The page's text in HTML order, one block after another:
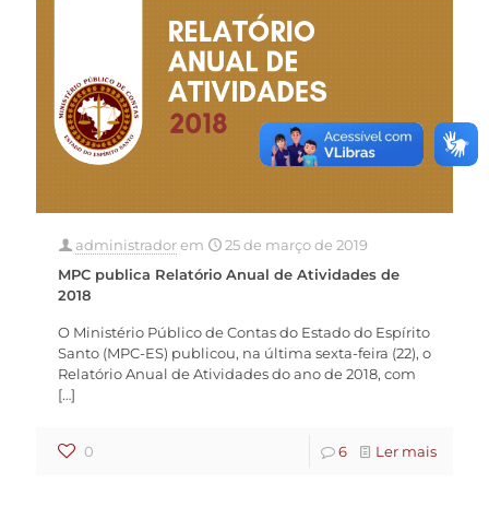
administradorem
25 de março de 2019
MPC publica Relatório Anual de Atividades de
2018
O Ministério Público de Contas do Estado do Espírito
Santo (MPC-ES) publicou, na última sexta-feira (22), o
Relatório Anual de Atividades do ano de 2018, com
[…]
0 6 Ler mais